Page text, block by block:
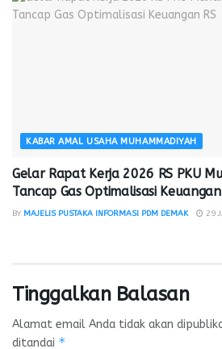
KABAR AMAL USAHA MUHAMMADIYAH
Gelar Rapat Kerja 2026 RS PKU
Tancap Gas Optimalisasi Keuangan
BY MAJELIS PUSTAKA INFORMASI PDM DEMAK 29
Tinggalkan Balasan
Alamat email Anda tidak akan
ditandai *